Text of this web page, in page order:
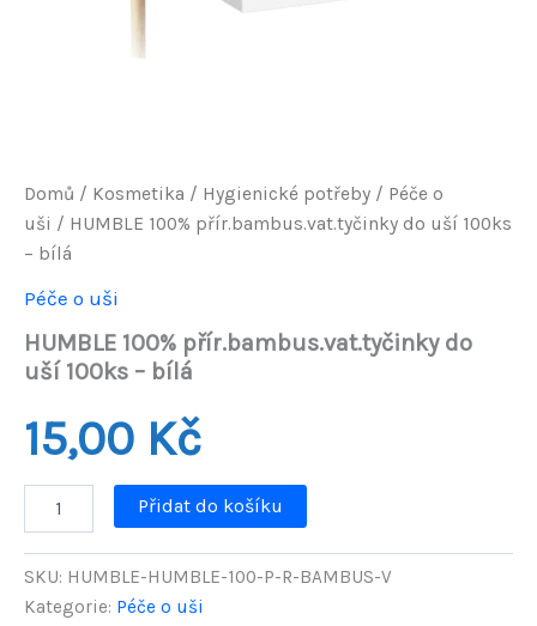
Domů / Kosmetika / Hygienické potřeby / Péče o
uši / HUMBLE 100% přír.bambus.vat.tyčinky do uší 100ks
– bílá
Péče o uši
HUMBLE 100% přír.bambus.vat.tyčinky do
uší 100ks – bílá
15,00 Kč
100%
do
100ks
Přidat do košíku
SKU: HUMBLE-HUMBLE-100-P-R-BAMBUS-V
Kategorie: Péče o uši